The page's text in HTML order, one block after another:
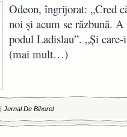
Odeon, îngrijorat: „Cred
noi şi acum se răzbună.
podul Ladislau”. „Şi
(mai mult…)
|Jurnal De Bihorel